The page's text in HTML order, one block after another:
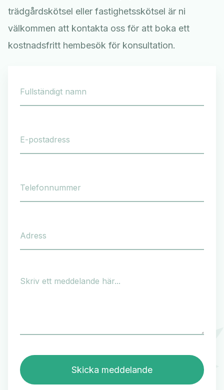
trädgårdskötsel eller fastighetsskötsel är ni
välkommen att kontakta oss för att boka ett
kostnadsfritt hembesök för konsultation.